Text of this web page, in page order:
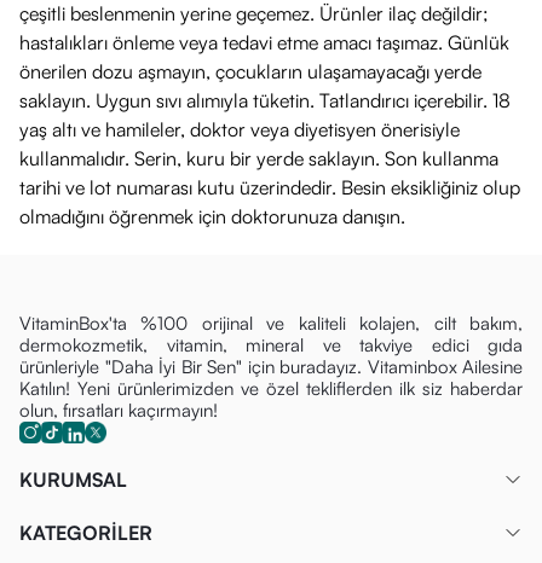
çeşitli beslenmenin yerine geçemez. Ürünler ilaç değildir;
hastalıkları önleme veya tedavi etme amacı taşımaz. Günlük
önerilen dozu aşmayın, çocukların ulaşamayacağı yerde
saklayın. Uygun sıvı alımıyla tüketin. Tatlandırıcı içerebilir. 18
yaş altı ve hamileler, doktor veya diyetisyen önerisiyle
kullanmalıdır. Serin, kuru bir yerde saklayın. Son kullanma
tarihi ve lot numarası kutu üzerindedir. Besin eksikliğiniz olup
olmadığını öğrenmek için doktorunuza danışın.
VitaminBox'ta %100 orijinal ve kaliteli kolajen, cilt bakım,
dermokozmetik, vitamin, mineral ve takviye edici gıda
ürünleriyle "Daha İyi Bir Sen" için buradayız. Vitaminbox Ailesine
Katılın! Yeni ürünlerimizden ve özel tekliflerden ilk siz haberdar
olun, fırsatları kaçırmayın!
KURUMSAL
KATEGORİLER